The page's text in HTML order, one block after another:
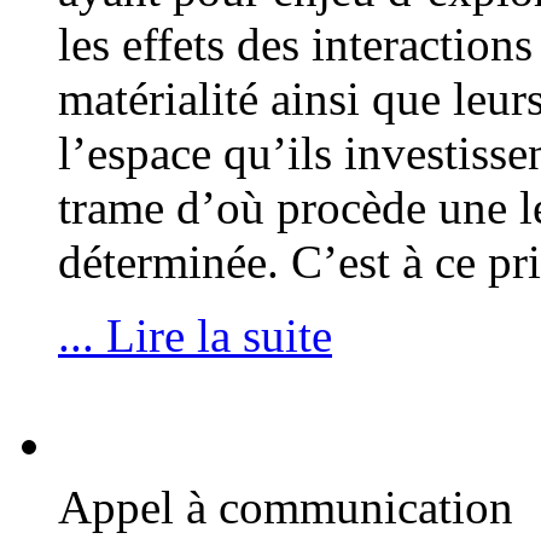
les effets des
matérialité ainsi que
l’espace qu’ils
trame d’où procède une
déterminée. C’est à ce
... Lire la suite
Appel à communication